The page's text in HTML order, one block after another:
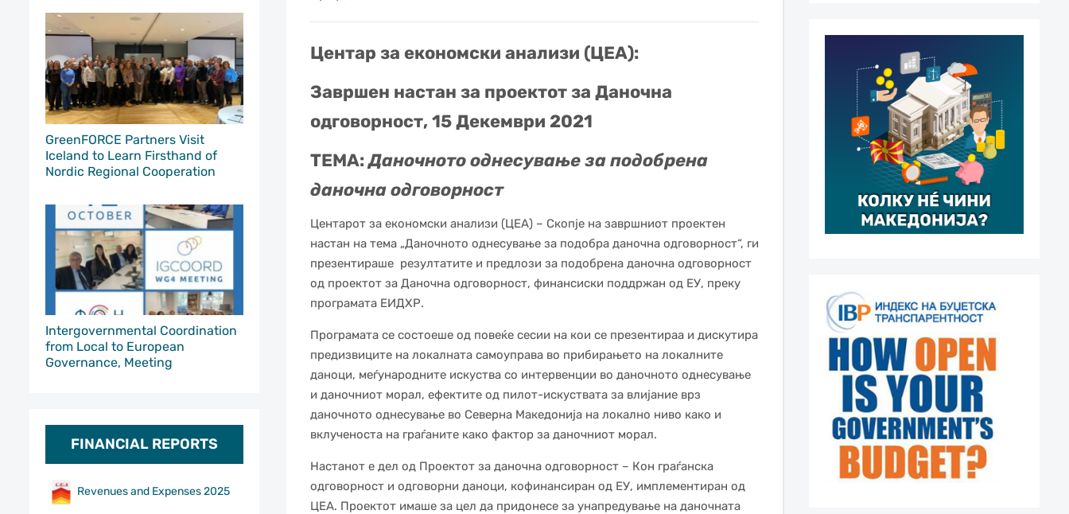
GreenFORCE Partners Visit
Iceland to Learn Firsthand of
Nordic Regional Cooperation
Intergovernmental Coordination
from Local to European
Governance, Meeting
FINANCIAL REPORTS
Revenues and Expenses 2025
Центар за економски анализи (ЦЕА):
Завршен настан за проектот за Даночна
одговорност, 15 Декември 2021
ТЕМА:Даночното однесување за подобрена
даночна одговорност
Центарот за економски анализи (ЦЕА) – Скопје на завршниот проектен
настан на тема „Даночното однесување за подобра даночна одговорност“, ги
презентираше резултатите и предлози за подобрена даночна одговорност
од проектот за Даночна одговорност, финансиски поддржан од ЕУ, преку
програмата ЕИДХР.
Програмата се состоеше од повеќе сесии на кои се презентираа и дискутира
предизвиците на локалната самоуправа во прибирањето на локалните
даноци, меѓународните искуства со интервенции во даночното однесување
и даночниот морал, ефектите од пилот-искуствата за влијание врз
даночното однесување во Северна Македонија на локално ниво како и
вклученоста на граѓаните како фактор за даночниот морал.
Настанот е дел од Проектот за даночна одговорност – Кон граѓанска
одговорност и одговорни даноци, кофинансиран од ЕУ, имплементиран од
ЦЕА. Проектот имаше за цел да придонесе за унапредување на даночната